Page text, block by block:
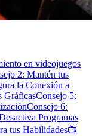
en videojuegos
2: Mantén tus
la Conexión a
GráficasConsejo 5:
Consejo 6:
Programas
tus Habilidades📺